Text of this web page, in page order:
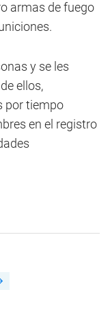
armas de fuego
y se les
ellos,
por tiempo
en el registro